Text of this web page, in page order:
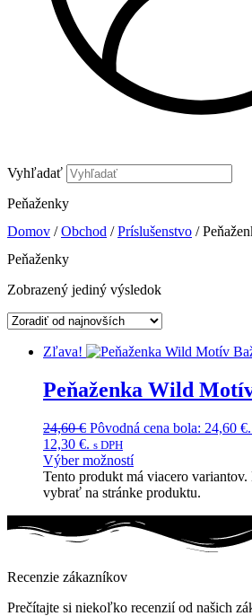
Vyhľadať
Peňaženky
Domov /Obchod /Príslušenstvo /
Peňaženky
Zobrazený jediný výsledok
Zľava!
Peňaženka Wild
24,60€ Pôvodná cena bola: 24,60 €.
12,30 €. s DPH
Výber možností
Tento produkt má viacero
vybrať na stránke produktu.
Recenzie zákazníkov
Prečítajte si niekoľko recenzií od našich